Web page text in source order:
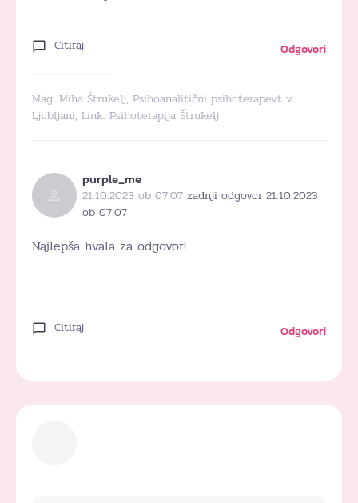
Citiraj Odgovori
Mag. Miha Štrukelj, Psihoanalitični psihoterapevt v
Ljubljani, Link: Psihoterapija Štrukelj
purple_me
21.10.2023 ob 07:07 zadnji odgovor 21.10.2023
ob 07:07
Najlepša hvala za odgovor!
Citiraj Odgovori